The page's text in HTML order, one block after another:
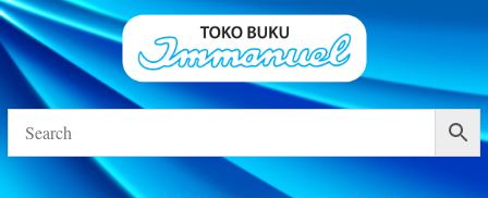
ABOUT US |STORE LOCATION